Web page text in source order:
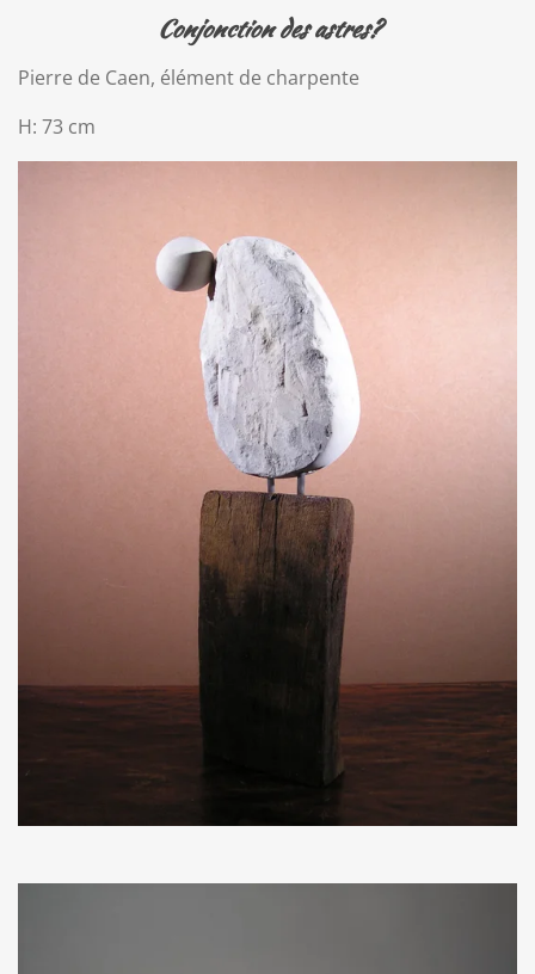
Conjonction des astres?
Pierre de Caen, élément de charpente
H: 73 cm